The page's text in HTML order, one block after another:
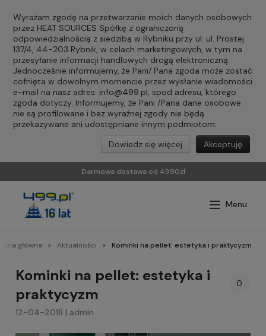
Wyrażam zgodę na przetwarzanie moich danych osobowych
przez HEAT SOURCES Spółkę z ograniczoną
odpowiedzialnością z siedzibą w Rybniku przy ul. ul. Prostej
137/4, 44-203 Rybnik, w celach marketingowych, w tym na
przesyłanie informacji handlowych drogą elektroniczną.
Jednocześnie informujemy, że Pani/ Pana zgoda może zostać
cofnięta w dowolnym momencie przez wysłanie wiadomości
e-mail na nasz adres: info@499.pl, spod adresu, którego
zgoda dotyczy. Informujemy, że Pani /Pana dane osobowe
nie są profilowane i bez wyraźnej zgody nie będą
przekazywane ani udostępniane innym podmiotom.
Akceptuję
Dowiedz się więcej
Darmowa dostawa od 4990zł
główna Aktualności Kominki na pellet: estetyka i praktycyzm
Kominki na pellet: estetyka i
praktycyzm
0
12-04-2018 | admin